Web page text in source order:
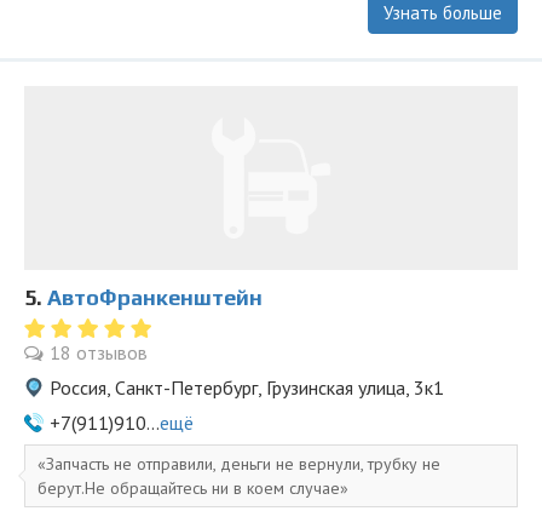
Узнать больше
5. АвтоФранкенштейн
18 отзывов
Россия, Санкт-Петербург, Грузинская улица, 3к1
+7(911)910...ещё
Запчасть не отправили, деньги не вернули, трубку не
берут.Не обращайтесь ни в коем случае